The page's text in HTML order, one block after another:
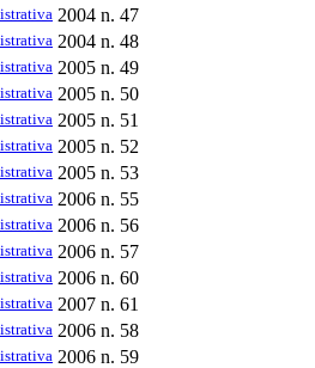
2004 n. 47
2004 n. 48
2005 n. 49
2005 n. 50
2005 n. 51
2005 n. 52
2005 n. 53
2006 n. 55
2006 n. 56
2006 n. 57
2006 n. 60
2007 n. 61
2006 n. 58
2006 n. 59